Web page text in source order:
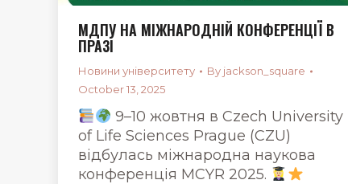
МДПУ НА МІЖНАРОДНІЙ КОНФЕРЕНЦІЇ В
ПРАЗІ
Новини університету By jackson_square
October 13, 2025
9–10 жовтня в Czech University
of Life Sciences Prague (CZU)
відбулась міжнародна наукова
конференція MCYR 2025.